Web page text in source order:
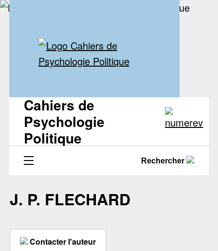
Cahiers de
Psychologie
Politique
Rechercher
J. P. FLECHARD
Contacter l'auteur